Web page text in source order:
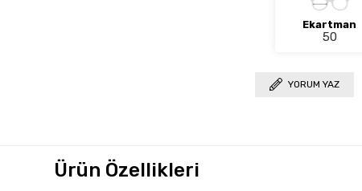
Ekartman
50
YORUM YAZ
Ürün Özellikleri